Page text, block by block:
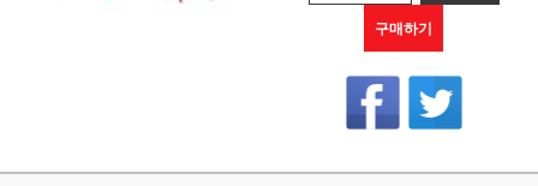
구매하기